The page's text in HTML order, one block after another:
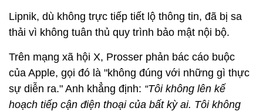
Lipnik, dù không trực tiếp tiết lộ thông tin, đã bị sa
thải vì không tuân thủ quy trình bảo mật nội bộ.
Trên mạng xã hội X, Prosser phản bác cáo buộc
của Apple, gọi đó là "không đúng với những gì thực
sự diễn ra." Anh khẳng định: “Tôi không lên kế
hoạch tiếp cận điện thoại của bất kỳ ai. Tôi không